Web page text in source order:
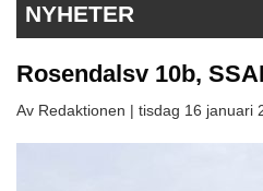
NYHETER
Rosendalsv 10b,
Av Redaktionen | tisdag 16 januari